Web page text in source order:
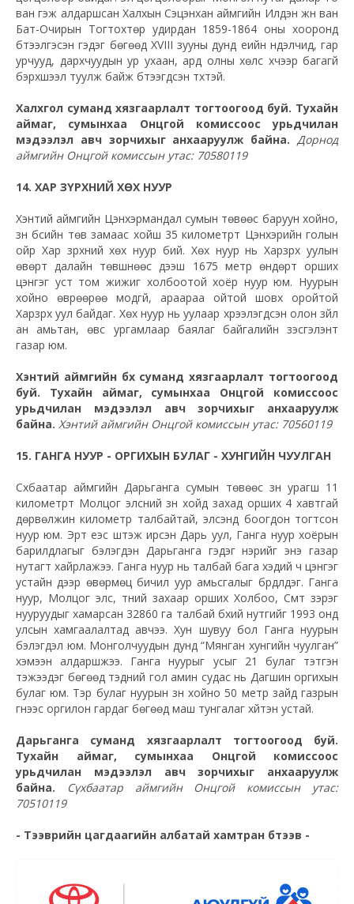
ван гэж алдаршсан Халхын Сэцэнхан аймгийн Илдэн жүн ван
Бат-Очирын Тогтохтөр удирдан 1859-1864 оны хооронд
бүтээлгэсэн гэдэг бөгөөд XVIII зууны дунд үеийн нүүдэлчид, гар
урчууд, дархчуудын ур ухаан, ард олны хөлс хүчээр багагүй
бэрхшээл туулж байж бүтээгдсэн түүхтэй.
Халхгол суманд хязгаарлалт тогтоогоод буй. Тухайн
аймаг, сумынхаа Онцгой комиссоос урьдчилан
мэдээлэл авч зорчихыг анхааруулж байна. Дорнод
аймгийн Онцгой комиссын утас: 70580119
14. ХАР ЗҮРХНИЙ ХӨХ НУУР
Хэнтий аймгийн Цэнхэрмандал сумын төвөөс баруун хойно,
зүүн бүсийн төв замаас хойш 35 километрт Цэнхэрийн голын
ойр Хар зүрхний хөх нуур бий. Хөх нуур нь Харзүрх уулын
өвөрт далайн төвшнөөс дээш 1675 метр өндөрт орших
цэнгэг уст том жижиг холбоотой хоёр нуур юм. Нуурын
хойно өврөөрөө модгүй, араараа ойтой шовх оройтой
Харзүрх уул байдаг. Хөх нуур нь уулаар хүрээлэгдсэн олон зүйл
ан амьтан, өвс ургамлаар баялаг байгалийн үзэсгэлэнт
газар юм.
Хэнтий аймгийн бүх суманд хязгаарлалт тогтоогоод
буй. Тухайн аймаг, сумынхаа Онцгой комиссоос
урьдчилан мэдээлэл авч зорчихыг анхааруулж
байна. Хэнтий аймгийн Онцгой комиссын утас: 70560119
15. ГАНГА НУУР - ОРГИХЫН БУЛАГ - ХУНГИЙН ЧУУЛГАН
Сүхбаатар аймгийн Дарьганга сумын төвөөс зүүн урагш 11
километрт Молцог элсний зүүн хойд захад орших 4 хавтгай
дөрвөлжин километр талбайтай, элсэнд боогдон тогтсон
нуур юм. Эрт үеэс шүтэж ирсэн Дарь уул, Ганга нуур хоёрын
барилдлагыг бэлэгдэн Дарьганга гэдэг нэрийг энэ газар
нутагт хайрлажээ. Ганга нуур нь талбай бага хэдий ч цэнгэг
устайн дээр өвөрмөц бичил уур амьсгалыг бүрдүүлдэг. Ганга
нуур, Молцог элс, түүний захаар орших Холбоо, Сүмт зэрэг
нууруудыг хамарсан 32860 га талбай бүхий нутгийг 1993 онд
улсын хамгаалалтад авчээ. Хун шувуу бол Ганга нуурын
бэлэгдэл юм. Монголчуудын дунд “Мянган хунгийн чуулган”
хэмээн алдаршжээ. Ганга нуурыг усыг 21 булаг тэтгэн
тэжээдэг бөгөөд тэдний гол амин судас нь Дагшин оргихын
булаг юм. Тэр булаг нуурын зүүн хойно 50 метр зайд газрын
гүнээс оргилон гардаг бөгөөд маш тунгалаг хүйтэн устай.
Дарьганга суманд хязгаарлалт тогтоогоод буй.
Тухайн аймаг, сумынхаа Онцгой комиссоос
урьдчилан мэдээлэл авч зорчихыг анхааруулж
байна.
Сүхбаатар аймгийн Онцгой комиссын утас:
70510119
- Тээврийн цагдаагийн албатай хамтран бүтээв -